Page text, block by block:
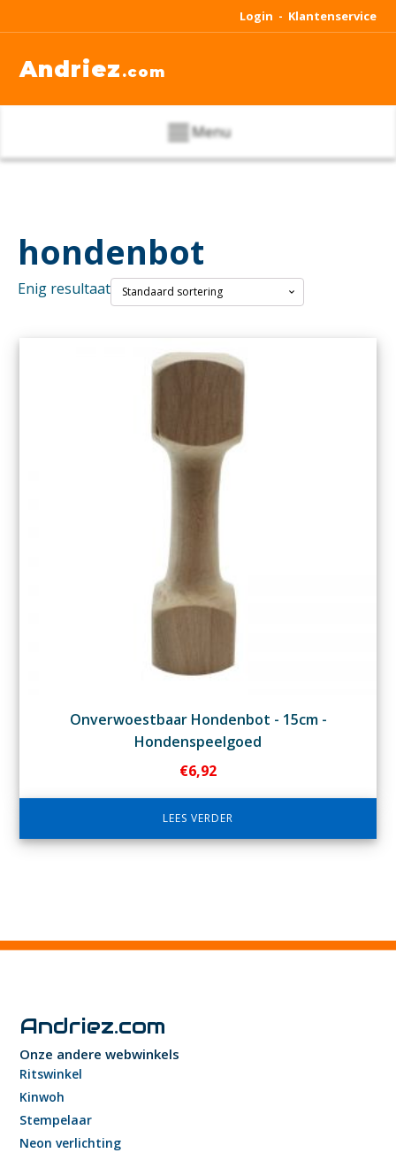
Login - Klantenservice
Andriez .com
Menu
hondenbot
Enig resultaat
Onverwoestbaar Hondenbot - 15cm -
Hondenspeelgoed
€6,92
LEES VERDER
Andriez.com
Onze andere webwinkels
Ritswinkel
Kinwoh
Stempelaar
Neon verlichting